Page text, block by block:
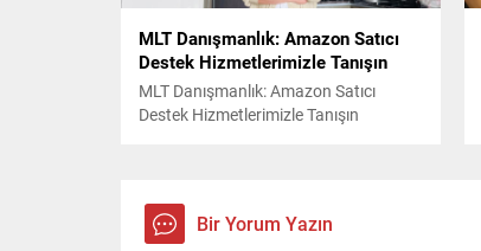
MLT Danışmanlık: Amazon Satıcı
Destek Hizmetlerimizle Tanışın
MLT Danışmanlık: Amazon Satıcı
Destek Hizmetlerimizle Tanışın
Bir Yorum Yazın